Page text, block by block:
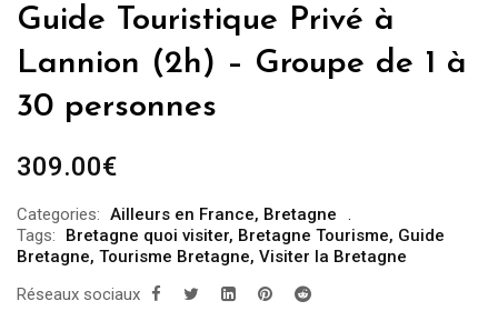
Guide Touristique Privé à
Lannion (2h) – Groupe de 1 à
30 personnes
309.00€
Categories: Ailleurs en France, Bretagne
Tags:
Bretagne quoi visiter, Bretagne Tourisme, Guide
Bretagne, Tourisme Bretagne, Visiter la Bretagne
Réseaux sociaux